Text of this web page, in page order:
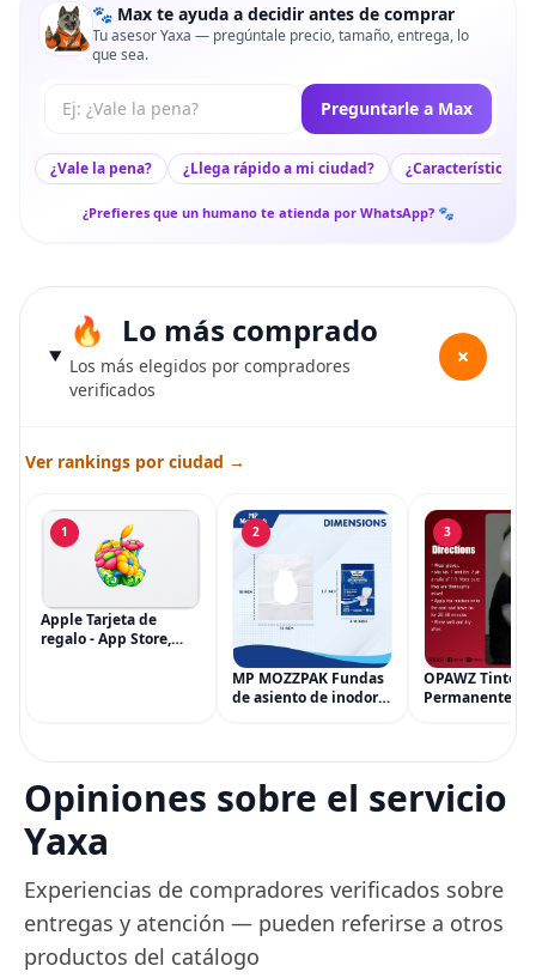
🐾 Max te ayuda a decidir antes de comprar
Tu asesor Yaxa — pregúntale precio, tamaño, entrega, lo
que sea.
Tu pregunta a Max Preguntarle a Max
¿Vale la pena? ¿Llega rápido a mi ciudad? ¿Características
¿Prefieres que un humano te atienda por WhatsApp? 🐾
Lo más comprado
Los más elegidos por compradores
verificados
+
Ver rankings por ciudad →
1
Apple Tarjeta de
regalo - App Store,
2
MP MOZZPAK Fundas
de asiento de inodoro
para entrenamiento
3
OPAWZ Tinte
Permanente
Tinte para
Peluquería
una Década,
Opiniones sobre el servicio
Yaxa
Experiencias de compradores verificados sobre
entregas y atención — pueden referirse a otros
productos del catálogo